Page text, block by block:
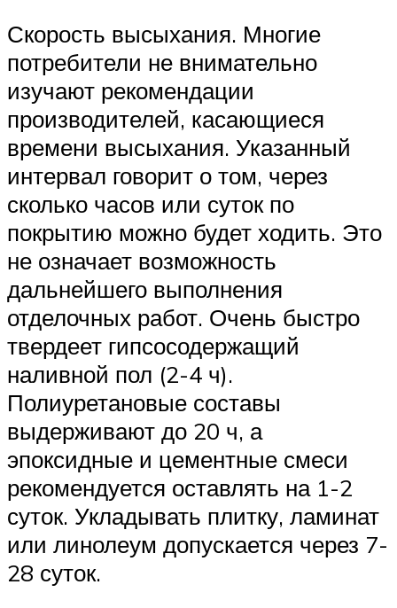
Скорость высыхания. Многие
потребители не внимательно
изучают рекомендации
производителей, касающиеся
времени высыхания. Указанный
интервал говорит о том, через
сколько часов или суток по
покрытию можно будет ходить. Это
не означает возможность
дальнейшего выполнения
отделочных работ. Очень быстро
твердеет гипсосодержащий
наливной пол (2-4 ч).
Полиуретановые составы
выдерживают до 20 ч, а
эпоксидные и цементные смеси
рекомендуется оставлять на 1-2
суток. Укладывать плитку, ламинат
или линолеум допускается через 7-
28 суток.